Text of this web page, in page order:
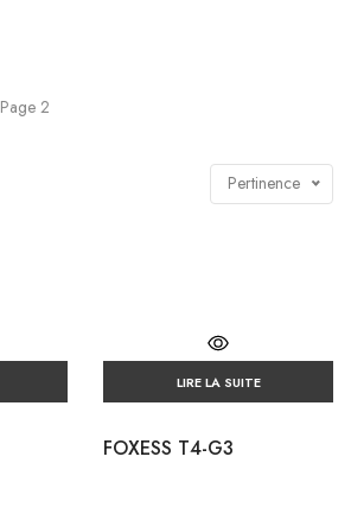
Page 2
Pertinence
LIRE LA SUITE
FOXESS T4-G3